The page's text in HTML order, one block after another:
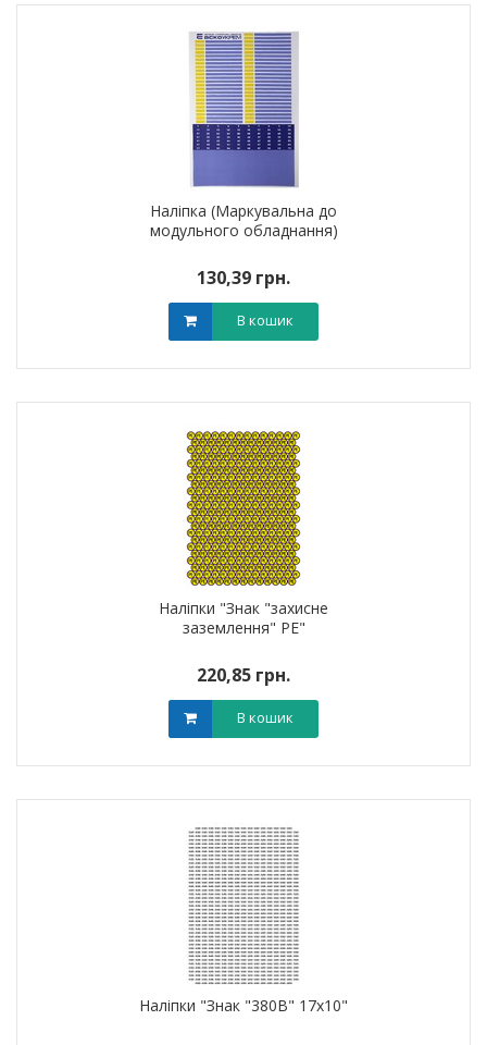
Наліпка (Маркувальна до
модульного обладнання)
130,39 грн.
В кошик
Наліпки "Знак "захисне
заземлення" PE"
220,85 грн.
В кошик
Наліпки "Знак "380В" 17х10"